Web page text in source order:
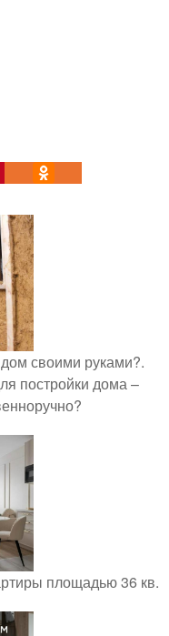
своими руками?.
постройки дома –
площадью 36 кв.